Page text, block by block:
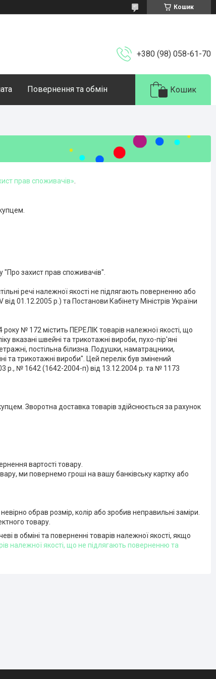
Кошик
+380 (98) 058-61-70
Повернення та обмін Кошик
прав споживачів»
"Про захист прав споживачів".
речі належної якості не підлягають поверненню або
01.12.2005 р.) та Постанови Кабінету Міністрів України
року № 172 містить ПЕРЕЛІК товарів належної якості, що
вказані швейні та трикотажні вироби, пухо-пір'яні
постільна білизна. Подушки, наматрацники,
та трикотажні вироби". Цей перелік був змінений
р., № 1642 (1642-2004-п) від 13.12.2004 р. та № 1173
Зворотна доставка товарів здійснюється за рахунок
вартості товару.
ми повернемо гроші на вашу банківську картку або
обрав розмір, колір або зробив неправильні заміри.
товару.
в обміні та поверненні товарів належної якості, якщо
належної якості, що не підлягають поверненню та